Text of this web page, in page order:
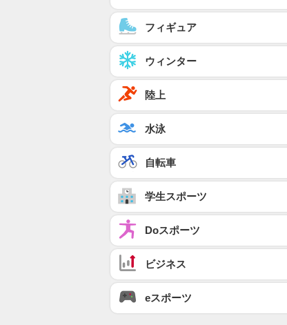
フィギュア
ウィンター
陸上
水泳
自転車
学生スポーツ
Doスポーツ
ビジネス
eスポーツ